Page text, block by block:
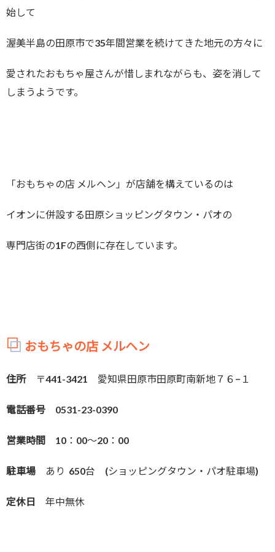
始して
渥美半島の田原市で35年間営業を続けてきた地元の方々に
愛されたおもちゃ屋さんが惜しまれながらも、姿を消して
しまうようです。
「おもちゃの店 メルヘン」が店舗を構えているのは
イオンに併設する田原ショッピングタウン・パオの
専門店街の1Fの西側に存在しています。
おもちゃの店 メルヘン
住所〒441-3421 愛知県田原市田原町南新地７６−１
電話番号 0531-23-0390
営業時間 10：00～20：00
駐車場 あり 650台 (ショッピングタウン・パオ駐車場)
定休日 年中無休